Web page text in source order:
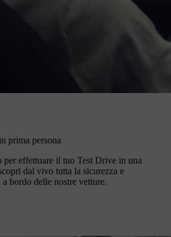
prima persona
effettuare il tuo Test Drive in una
dal vivo tutta la sicurezza e
bordo delle nostre vetture.